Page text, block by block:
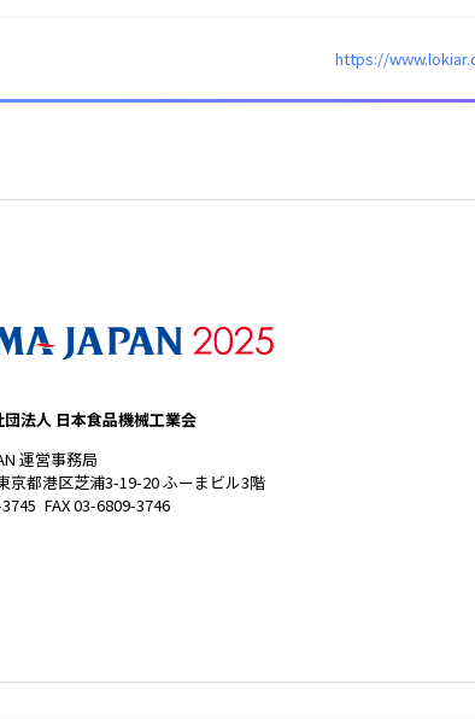
https://
法人 日本食品機械工業会
運営事務局
京都港区芝浦3-19-20 ふーまビル3階
FAX 03-6809-3746